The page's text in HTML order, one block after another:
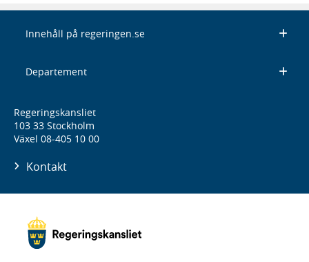
Innehåll på regeringen.se
Departement
Regeringskansliet
103 33 Stockholm
Växel 08-405 10 00
Kontakt